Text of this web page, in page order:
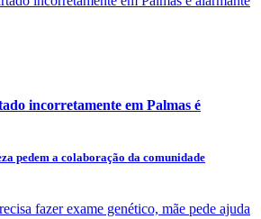
incorretamente em Palmas é
pedem a colaboração da comunidade